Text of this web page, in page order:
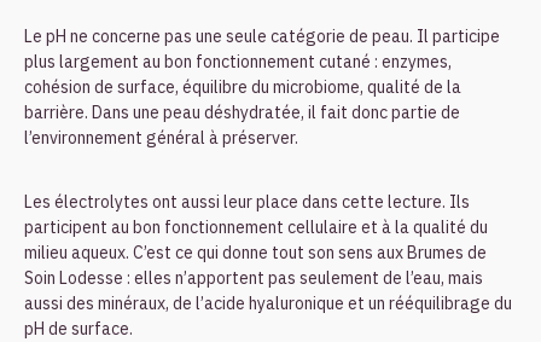
Le pH ne concerne pas une seule catégorie de peau. Il participe
plus largement au bon fonctionnement cutané : enzymes,
cohésion de surface, équilibre du microbiome, qualité de la
barrière. Dans une peau déshydratée, il fait donc partie de
l’environnement général à préserver.
Les électrolytes ont aussi leur place dans cette lecture. Ils
participent au bon fonctionnement cellulaire et à la qualité du
milieu aqueux. C’est ce qui donne tout son sens aux Brumes de
Soin Lodesse : elles n’apportent pas seulement de l’eau, mais
aussi des minéraux, de l’acide hyaluronique et un rééquilibrage du
pH de surface.